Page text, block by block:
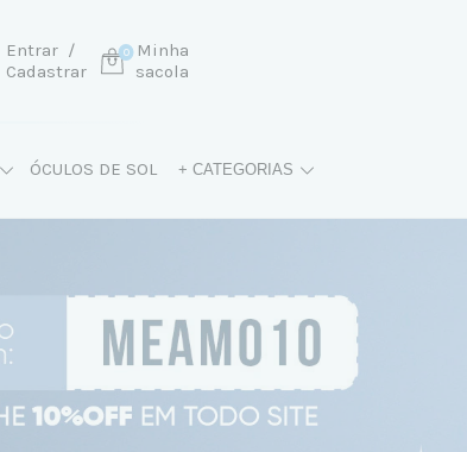
Entrar /
Cadastrar
Minha
sacola
0
ÓCULOS DE SOL + CATEGORIAS